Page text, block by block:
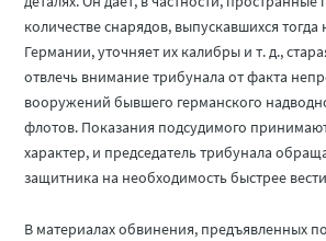
количестве снарядов, выпускавшихся тогда
Германии, уточняет их калибры и т. д.,
отвлечь внимание трибунала от факта
вооружений бывшего германского
флотов. Показания подсудимого
характер, и председатель трибунала
защитника на необходимость быстрее
В материалах обвинения, предъявленных